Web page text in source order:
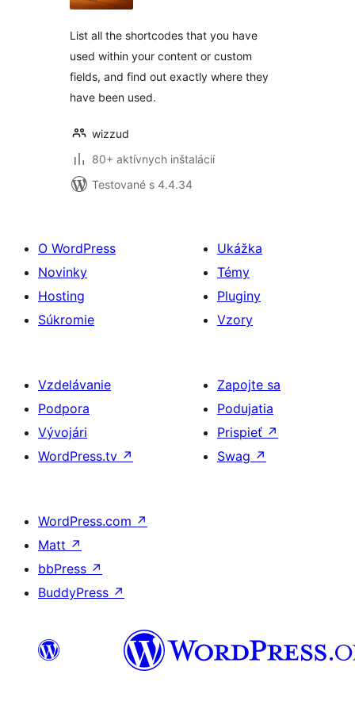
List all the shortcodes that you have
used within your content or custom
fields, and find out exactly where they
have been used.
wizzud
80+ aktívnych inštalácií
Testované s 4.4.34
O WordPress
Novinky
Hosting
Súkromie
Ukážka
Témy
Pluginy
Vzory
Vzdelávanie
Podpora
Vývojári
WordPress.tv ↗
Zapojte sa
Podujatia
Prispieť ↗
Swag ↗
WordPress.com ↗
Matt ↗
bbPress ↗
BuddyPress ↗